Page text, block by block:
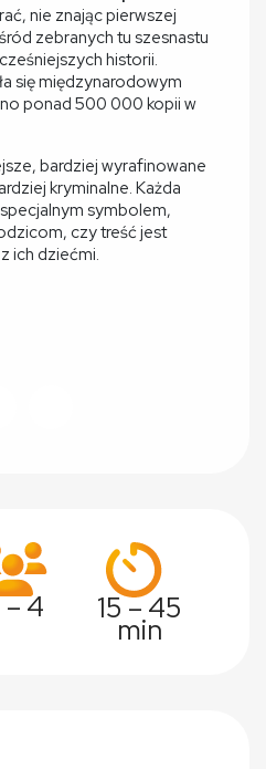
nie znając pierwszej
zebranych tu szesnastu
historii.
się międzynarodowym
ponad 500 000 kopii w
bardziej wyrafinowane
kryminalne. Każda
symbolem,
czy treść jest
ich dziećmi.
– 4 15 – 45
min